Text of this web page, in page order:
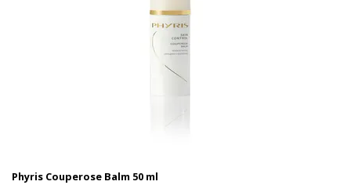
Phyris Couperose Balm 50 ml